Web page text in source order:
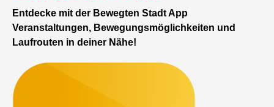
Entdecke mit der Bewegten Stadt App
Veranstaltungen, Bewegungsmöglichkeiten und
Laufrouten in deiner Nähe!